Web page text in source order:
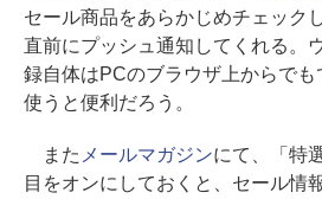
セール商品をあらかじめチェック
直前にプッシュ通知してくれる。
録自体はPCのブラウザ上からでも
使うと便利だろう。
また メールマガジンにて、「特
目をオンにしておくと、セール情